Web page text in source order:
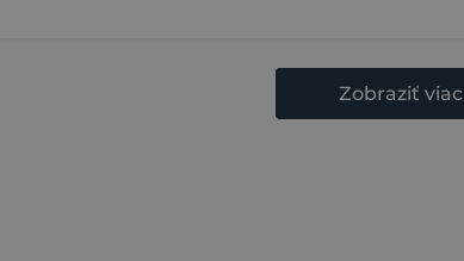
Zobraziť viac